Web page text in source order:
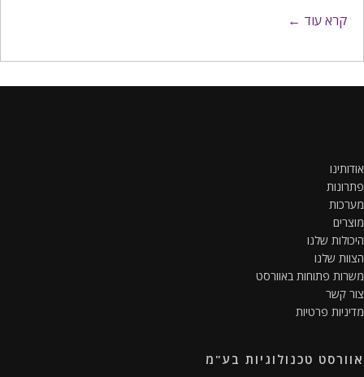
קרא עוד ←
שלנו
שלנו
פתוחות באוורסט
קשר
פרטיות
טכנולוגיות בע"מ